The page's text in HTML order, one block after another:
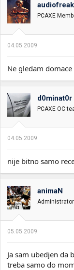
audiofreak
PCAXE
04.05.2009.
Ne gledam
d0minat0r
PCAXE OC
04.05.2009.
nije bitno samo
animaN
Administrator
05.05.2009.
Ja sam ubedjen da
treba samo do